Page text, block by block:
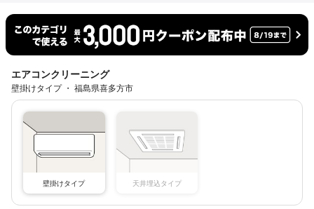
エアコンクリーニング
壁掛けタイプ ・ 福島県喜多方市
壁掛けタイプ 天井埋込タイプ